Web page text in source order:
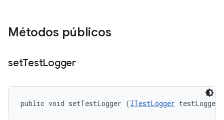
Métodos públicos
setTestLogger
public void setTestLogger (ITestLogger testLogger)